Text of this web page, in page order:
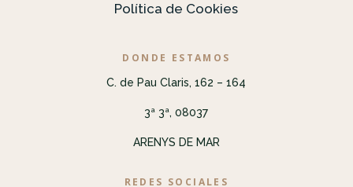
Política de Cookies
DONDE ESTAMOS
C. de Pau Claris, 162 – 164
3ª 3ª, 08037
ARENYS DE MAR
REDES SOCIALES